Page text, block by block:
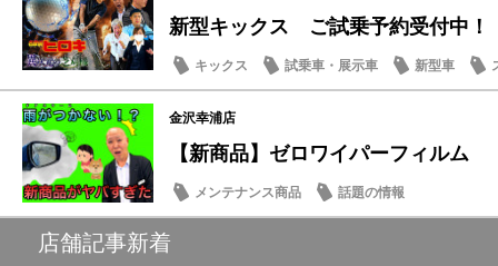
新型キックス ご試乗予約受付中！
キックス 試乗車・展示車 新型車
金沢幸浦店
【新商品】ゼロワイパーフィルム
メンテナンス商品 話題の情報
店舗記事新着